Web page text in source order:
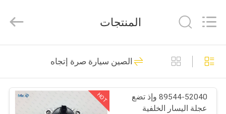
الصفحة
الرئيسية
منتجات
Parts
Limited.
Reserved.
الأوكسجين السيارات
الاستشعار
108
المنتجات
الصين سيارة صرة إتجاه
HOT
89544-52040 وإذ تضع
عجلة اليسار الخلفية